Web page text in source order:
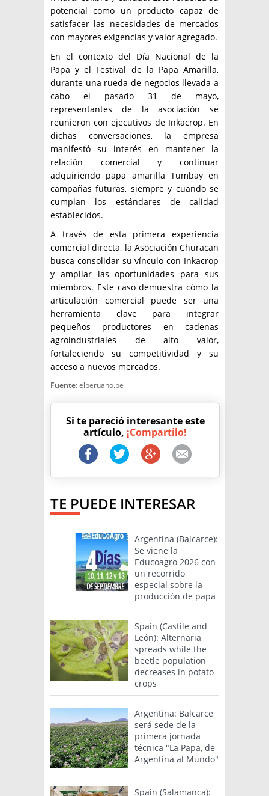
potencial como un producto capaz de
satisfacer las necesidades de mercados
con mayores exigencias y valor agregado.
En el contexto del Día Nacional de la
Papa y el Festival de la Papa Amarilla,
durante una rueda de negocios llevada a
cabo el pasado 31 de mayo,
representantes de la asociación se
reunieron con ejecutivos de Inkacrop. En
dichas conversaciones, la empresa
manifestó su interés en mantener la
relación comercial y continuar
adquiriendo papa amarilla Tumbay en
campañas futuras, siempre y cuando se
cumplan los estándares de calidad
establecidos.
A través de esta primera experiencia
comercial directa, la Asociación Churacan
busca consolidar su vínculo con Inkacrop
y ampliar las oportunidades para sus
miembros. Este caso demuestra cómo la
articulación comercial puede ser una
herramienta clave para integrar
pequeños productores en cadenas
agroindustriales de alto valor,
fortaleciendo su competitividad y su
acceso a nuevos mercados.
Fuente:elperuano.pe
Si te pareció interesante este
artículo, ¡Compartilo!
TE PUEDE INTERESAR
Argentina (Balcarce):
Se viene la
Educoagro 2026 con
un recorrido
especial sobre la
producción de papa
Spain (Castile and
León): Alternaria
spreads while the
beetle population
decreases in potato
crops
Argentina: Balcarce
será sede de la
primera jornada
técnica "La Papa, de
Argentina al Mundo"
Spain (Salamanca):